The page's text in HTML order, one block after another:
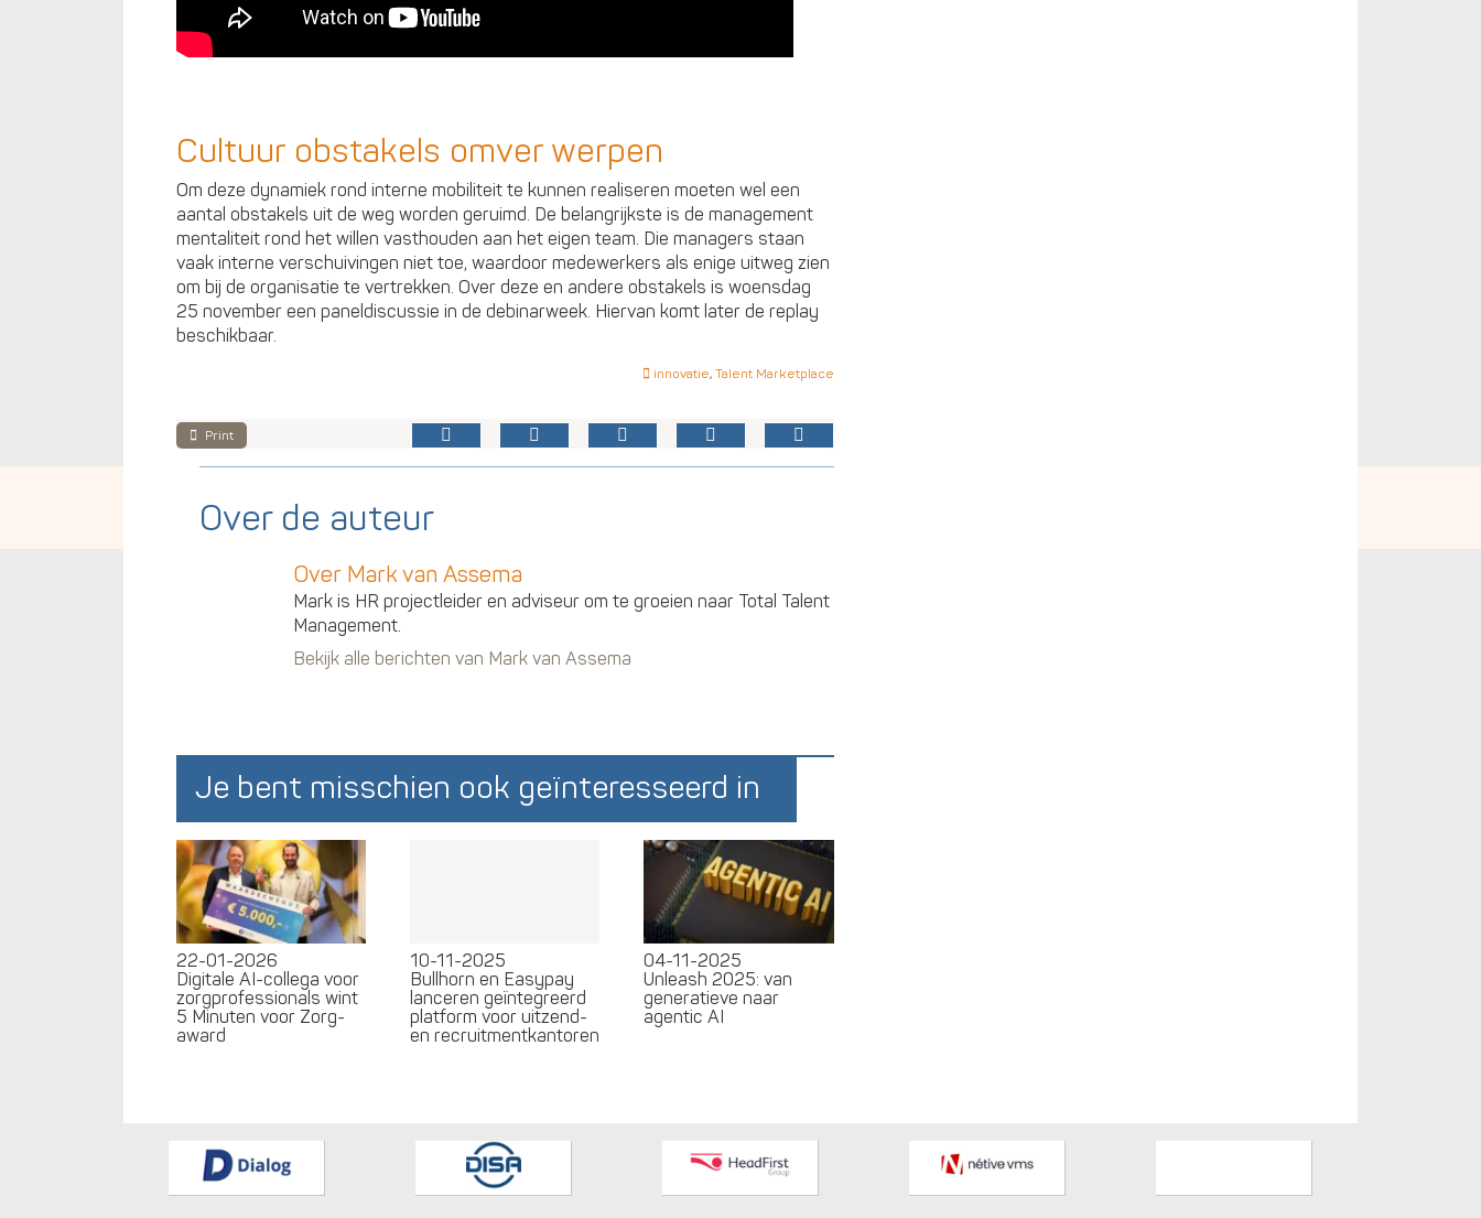
Cultuur obstakels omver werpen
Om deze dynamiek rond interne mobiliteit te kunnen realiseren moeten wel een
aantal obstakels uit de weg worden geruimd. De belangrijkste is de management
mentaliteit rond het willen vasthouden aan het eigen team. Die managers staan
vaak interne verschuivingen niet toe, waardoor medewerkers als enige uitweg zien
om bij de organisatie te vertrekken. Over deze en andere obstakels is woensdag
25 november een paneldiscussie in de debinarweek. Hiervan komt later de replay
beschikbaar.
innovatie, Talent Marketplace
Print
Over de auteur
Over Mark van Assema
Mark is HR projectleider en adviseur om te groeien naar Total Talent
Management.
Bekijk alle berichten van Mark van Assema
Je bent misschien ook geïnteresseerd in
22-01-2026
Digitale AI-collega voor
zorgprofessionals wint
5 Minuten voor Zorg-
award
10-11-2025
Bullhorn en Easypay
lanceren geïntegreerd
platform voor uitzend-
en recruitmentkantoren
04-11-2025
Unleash 2025: van
generatieve naar
agentic AI